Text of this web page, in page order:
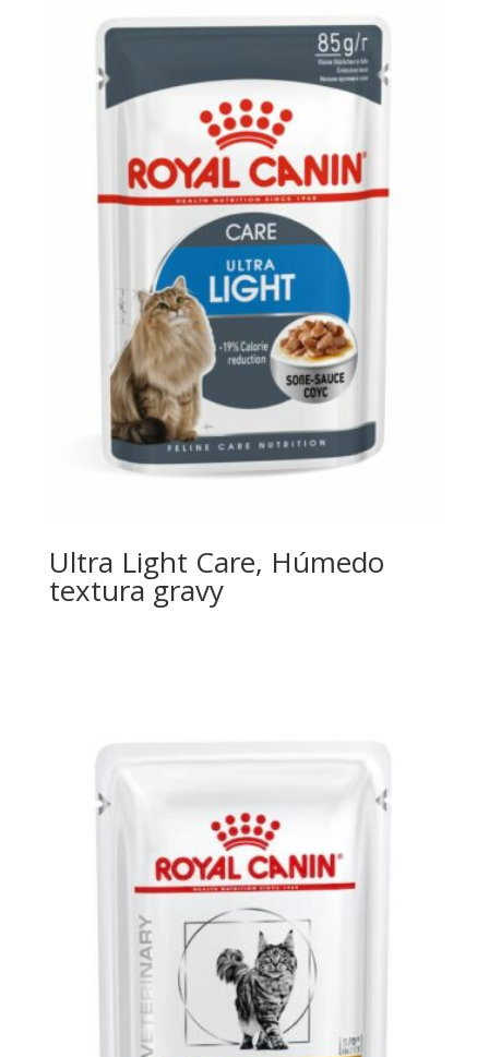
Ultra Light Care, Húmedo
textura gravy